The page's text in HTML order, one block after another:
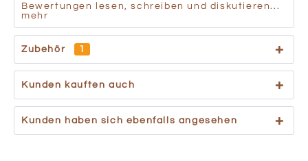
Bewertungen lesen, schreiben und diskutieren...
mehr
Zubehör 1
Kunden kauften auch
Kunden haben sich ebenfalls angesehen